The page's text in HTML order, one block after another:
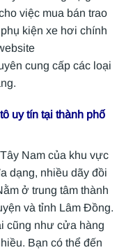
việc mua bán trao
kiện xe hơi chính
cung cấp các loại
uy tín tại thành phố
Nam của khu vực
dạng, nhiều dãy đồi
ở trung tâm thành
và tỉnh Lâm Đồng.
cũng như cửa hàng
Bạn có thể đến